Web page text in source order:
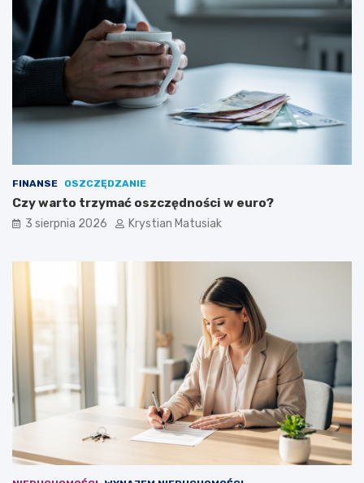
FINANSE OSZCZĘDZANIE
Czy warto trzymać oszczędności w euro?
3 sierpnia 2026 Krystian Matusiak